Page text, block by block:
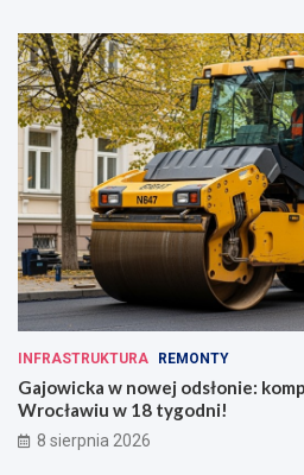
INFRASTRUKTURA REMONTY
Gajowicka w nowej odsłonie:
Wrocławiu w 18 tygodni!
8 sierpnia 2026